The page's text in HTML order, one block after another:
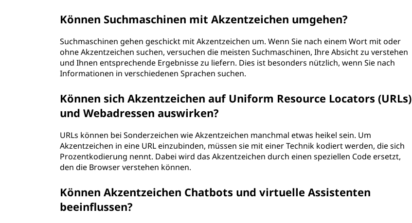
Können Suchmaschinen mit Akzentzeichen umgehen?
Suchmaschinen gehen geschickt mit Akzentzeichen um. Wenn Sie nach einem Wort mit oder
ohne Akzentzeichen suchen, versuchen die meisten Suchmaschinen, Ihre Absicht zu verstehen
und Ihnen entsprechende Ergebnisse zu liefern. Dies ist besonders nützlich, wenn Sie nach
Informationen in verschiedenen Sprachen suchen.
Können sich Akzentzeichen auf Uniform Resource Locators (URLs)
und Webadressen auswirken?
URLs können bei Sonderzeichen wie Akzentzeichen manchmal etwas heikel sein. Um
Akzentzeichen in eine URL einzubinden, müssen sie mit einer Technik kodiert werden, die sich
Prozentkodierung nennt. Dabei wird das Akzentzeichen durch einen speziellen Code ersetzt,
den die Browser verstehen können.
Können Akzentzeichen Chatbots und virtuelle Assistenten
beeinflussen?